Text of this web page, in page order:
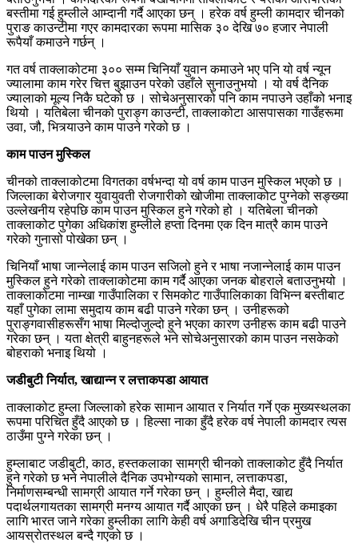
बस्तीमा गई हुम्लीले आम्दानी गर्दै आएका छन् । हरेक वर्ष हुम्ली कामदार चीनको
पुराङ काउन्टीमा गएर कामदारका रूपमा मासिक ३० देखि ७० हजार नेपाली
रूपैयाँ कमाउने गर्छन् ।
गत वर्ष ताक्लाकोटमा ३०० सम्म चिनियाँ युवान कमाउने भए पनि यो वर्ष न्यून
ज्यालामा काम गरेर चित्त बुझाउन परेको उहाँले सुनाउनुभयो । यो वर्ष दैनिक
ज्यालाको मूल्य निकै घटेको छ । सोचेअनुसारको पनि काम नपाउने उहाँको भनाइ
थियो । यतिबेला चीनको पुराङ्ग काउन्टी, ताक्लाकोटा आसपासका गाउँहरूमा
उवा, जौ, भित्र्याउने काम पाउने गरेको छ ।
काम पाउन मुस्किल
चीनको ताक्लाकोटमा विगतका वर्षभन्दा यो वर्ष काम पाउन मुस्किल भएको छ ।
जिल्लाका बेरोजगार युवायुवती रोजगारीको खोजीमा ताक्लाकोट पुग्नेको सङ्ख्या
उल्लेखनीय रहेपछि काम पाउन मुस्किल हुने गरेको हो । यतिबेला चीनको
ताक्लाकोट पुगेका अधिकांश हुम्लीले हप्ता दिनमा एक दिन मात्रै काम पाउने
गरेको गुनासो पोखेका छन् ।
चिनियाँ भाषा जान्नेलाई काम पाउन सजिलो हुने र भाषा नजान्नेलाई काम पाउन
मुस्किल हुने गरेको ताक्लाकोटमा काम गर्दै आएका जनक बोहराले बताउनुभयो ।
ताक्लाकोटमा नाम्खा गाउँपालिका र सिमकोट गाउँपालिकाका विभिन्न बस्तीबाट
यहाँ पुगेका लामा समुदाय काम बढी पाउने गरेका छन् । उनीहरूको
पुराङ्गवासीहरूसँग भाषा मिल्दोजुल्दो हुने भएका कारण उनीहरू काम बढी पाउने
गरेका छन् । यता क्षेत्री बाहुनहरूले भने सोचेअनुसारको काम पाउन नसकेको
बोहराको भनाइ थियो ।
जडीबुटी निर्यात, खाद्यान्न र लत्ताकपडा आयात
ताक्लाकोट हुम्ला जिल्लाको हरेक सामान आयात र निर्यात गर्ने एक मुख्यस्थलका
रूपमा परिचित हुँदै आएको छ । हिल्सा नाका हुँदै हरेक वर्ष नेपाली कामदार त्यस
ठाउँमा पुग्ने गरेका छन् ।
हुम्लाबाट जडीबुटी, काठ, हस्तकलाका सामग्री चीनको ताक्लाकोट हुँदै निर्यात
हुने गरेको छ भने नेपालीले दैनिक उपभोग्यको सामान, लत्ताकपडा,
निर्माणसम्बन्धी सामग्री आयात गर्ने गरेका छन् । हुम्लीले मैदा, खाद्य
पदार्थलगायतका सामग्री मनग्य आयात गर्दै आएका छन् । धेरै पहिले कमाइका
लागि भारत जाने गरेका हुम्लीका लागि केही वर्ष अगाडिदेखि चीन प्रमुख
आयस्रोतस्थल बन्दै गएको छ ।